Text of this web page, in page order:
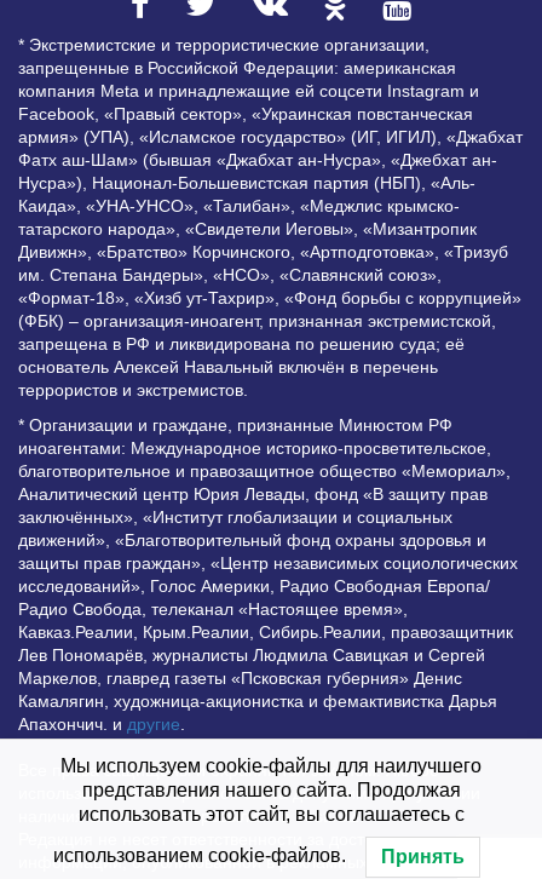
* Экстремистские и террористические организации,
запрещенные в Российской Федерации: американская
компания Meta и принадлежащие ей соцсети Instagram и
Facebook, «Правый сектор», «Украинская повстанческая
армия» (УПА), «Исламское государство» (ИГ, ИГИЛ), «Джабхат
Фатх аш-Шам» (бывшая «Джабхат ан-Нусра», «Джебхат ан-
Нусра»), Национал-Большевистская партия (НБП), «Аль-
Каида», «УНА-УНСО», «Талибан», «Меджлис крымско-
татарского народа», «Свидетели Иеговы», «Мизантропик
Дивижн», «Братство» Корчинского, «Артподготовка», «Тризуб
им. Степана Бандеры», «НСО», «Славянский союз»,
«Формат-18», «Хизб ут-Тахрир», «Фонд борьбы с коррупцией»
(ФБК) – организация-иноагент, признанная экстремистской,
запрещена в РФ и ликвидирована по решению суда; её
основатель Алексей Навальный включён в перечень
террористов и экстремистов.
* Организации и граждане, признанные Минюстом РФ
иноагентами: Международное историко-просветительское,
благотворительное и правозащитное общество «Мемориал»,
Аналитический центр Юрия Левады, фонд «В защиту прав
заключённых», «Институт глобализации и социальных
движений», «Благотворительный фонд охраны здоровья и
защиты прав граждан», «Центр независимых социологических
исследований», Голос Америки, Радио Свободная Европа/
Радио Свобода, телеканал «Настоящее время»,
Кавказ.Реалии, Крым.Реалии, Сибирь.Реалии, правозащитник
Лев Пономарёв, журналисты Людмила Савицкая и Сергей
Маркелов, главред газеты «Псковская губерния» Денис
Камалягин, художница-акционистка и фемактивистка Дарья
Апахончич. и другие.
Все права защищены и охраняются законом. Любое
использование материалов сайта допустимо при условии
наличия активной гиперссылки на Vesti.UZ.
Редакция не несет ответственности за достоверность
информации, опубликованной в рекламных объявлениях.
Мы используем cookie-файлы для наилучшего
представления нашего сайта. Продолжая
использовать этот сайт, вы соглашаетесь с
использованием cookie-файлов. Принять